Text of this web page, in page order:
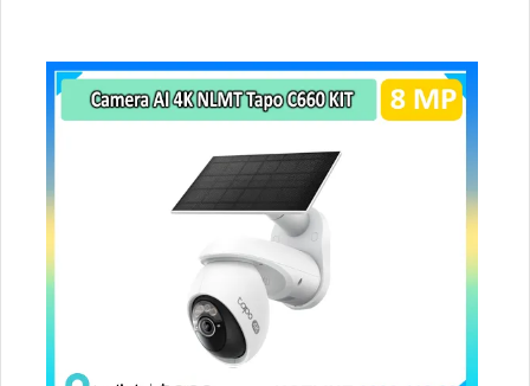
nghệ nhìn đêm chất lượng Hồng Ngoại SMD đảm
bảo các hình ảnh trong đêm rõ ràng và chất lượng